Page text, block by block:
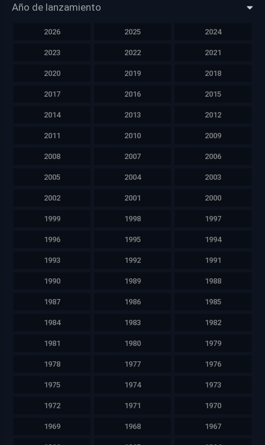
Año de lanzamiento
2026 2025 2024
2023 2022 2021
2020 2019 2018
2017 2016 2015
2014 2013 2012
2011 2010 2009
2008 2007 2006
2005 2004 2003
2002 2001 2000
1999 1998 1997
1996 1995 1994
1993 1992 1991
1990 1989 1988
1987 1986 1985
1984 1983 1982
1981 1980 1979
1978 1977 1976
1975 1974 1973
1972 1971 1970
1969 1968 1967